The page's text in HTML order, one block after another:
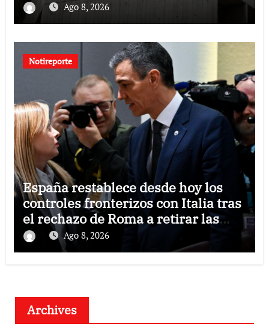
Ago 8, 2026
Notireporte
España restablece desde hoy los
controles fronterizos con Italia tras
el rechazo de Roma a retirar las
restricciones
Ago 8, 2026
Archives